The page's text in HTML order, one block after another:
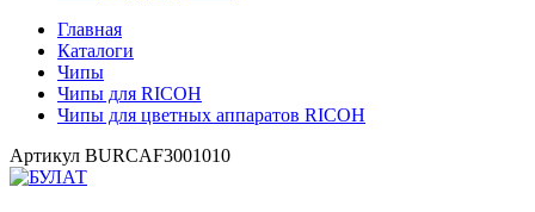
Главная
Каталоги
Чипы
Чипы для RICOH
Чипы для цветных аппаратов RICOH
Артикул BURCAF3001010